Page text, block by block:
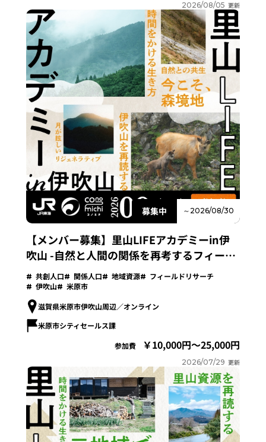
2026/08/05 更新
募集中 ～2026/08/30
【メンバー募集】里山LIFEアカデミーin伊
吹山 -自然と人間の関係を再考するフィール
ドリサーチプログラム-
共創人口 関係人口 地域資源
フィールドリサーチ
伊吹山
米原市
滋賀県米原市伊吹山周辺／オンライン
米原市シティセールス課
参加費
10,000円～25,000円
2026/07/29 更新